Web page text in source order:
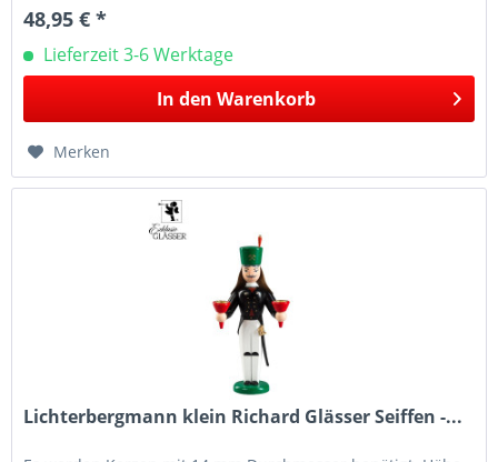
48,95 € *
Lieferzeit 3-6 Werktage
In den Warenkorb
Merken
Lichterbergmann klein Richard Glässer Seiffen -...